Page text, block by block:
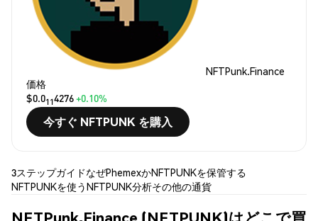
NFTPunk.Finance
価格
$0.0114276+0.10%
今すぐ NFTPUNK を購入
3ステップガイドなぜPhemexかNFTPUNKを保管する
NFTPUNKを使うNFTPUNK分析その他の通貨
NFTPunk.Finance (NFTPUNK)はどこで買